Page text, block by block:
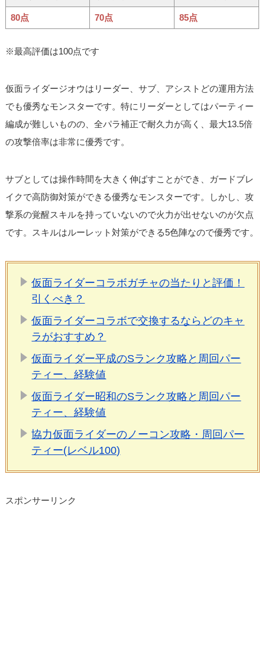
80点 70点 85点
※最高評価は100点です
仮面ライダージオウはリーダー、サブ、アシストどの運用方法
でも優秀なモンスターです。特にリーダーとしてはパーティー
編成が難しいものの、全パラ補正で耐久力が高く、最大13.5倍
の攻撃倍率は非常に優秀です。
サブとしては操作時間を大きく伸ばすことができ、ガードブレ
イクで高防御対策ができる優秀なモンスターです。しかし、攻
撃系の覚醒スキルを持っていないので火力が出せないのが欠点
です。スキルはルーレット対策ができる5色陣なので優秀です。
仮面ライダーコラボガチャの当たりと評価！
引くべき？
仮面ライダーコラボで交換するならどのキャ
ラがおすすめ？
仮面ライダー平成のSランク攻略と周回パー
ティー、経験値
仮面ライダー昭和のSランク攻略と周回パー
ティー、経験値
協力仮面ライダーのノーコン攻略・周回パー
ティー(レベル100)
スポンサーリンク